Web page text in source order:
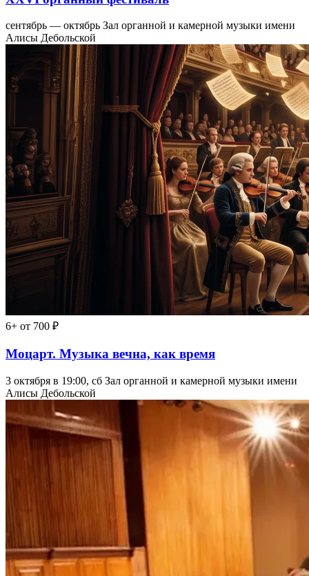
сентябрь — октябрь Зал органной и камерной музыки имени
Алисы Дебольской
6+ от 700 ₽
Моцарт. Музыка вечна, как время
3 октября в 19:00, сб Зал органной и камерной музыки имени
Алисы Дебольской